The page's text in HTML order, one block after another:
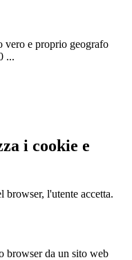
vero e proprio geografo
...
i cookie e
browser, l'utente accetta.
browser da un sito web